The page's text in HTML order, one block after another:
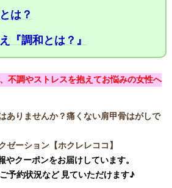
は？
『調和とは？』
不調やストレスを抱えてお悩みの女性へ
ありませんか？痛くない肩甲骨はがしで
ーション【ホクレレココ】
やクーポンをお届けしています。
予約状況など 見ていただけます♪